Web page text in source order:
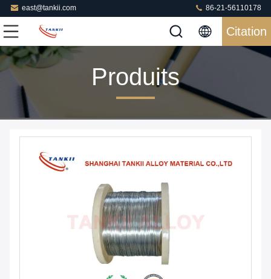
east@tankii.com 86-21-56110178
Citation
Produits